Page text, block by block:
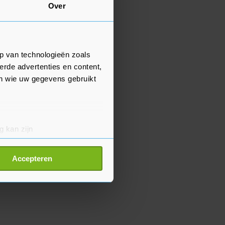
Over
van technologieën zoals
advertenties en content,
wie uw gegevens gebruikt
kan zijn
detailgedeelte
Accepteren